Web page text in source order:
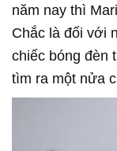
năm nay thì
Chắc là đối với
chiếc bóng đèn
tìm ra một nửa